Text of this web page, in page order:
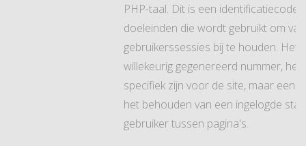
PHP-taal. Dit is een identificatiecode
doeleinden die wordt gebruikt om
gebruikerssessies bij te houden. Het
willekeurig gegenereerd nummer, het
specifiek zijn voor de site, maar een
het behouden van een ingelogde
gebruiker tussen pagina's.